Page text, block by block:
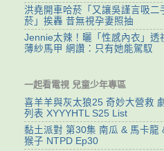
洪堯開車哈菸「又讓吳謹言吸二
菸」挨轟 昔無視孕妻照抽
Jennie太辣！曬「性感內衣」透
薄紗馬甲 網讚：只有她能駕馭
一起看電視 兒童少年專區
喜羊羊與灰太狼25 奇妙大營救
列表 XYYYHTL S25 List
黏土派對 第30集 南瓜 & 馬卡龍
猴子 NTPD Ep30